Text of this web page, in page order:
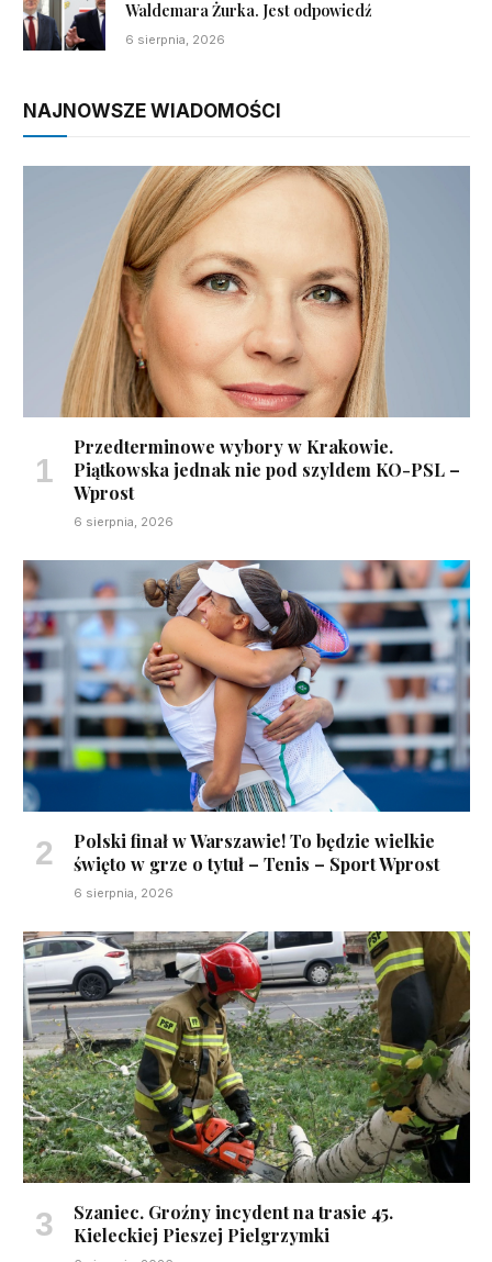
Waldemara Żurka. Jest odpowiedź
6 sierpnia, 2026
NAJNOWSZE WIADOMOŚCI
Przedterminowe wybory w Krakowie.
Piątkowska jednak nie pod szyldem KO-PSL –
Wprost
6 sierpnia, 2026
Polski finał w Warszawie! To będzie wielkie
święto w grze o tytuł – Tenis – Sport Wprost
6 sierpnia, 2026
Szaniec. Groźny incydent na trasie 45.
Kieleckiej Pieszej Pielgrzymki